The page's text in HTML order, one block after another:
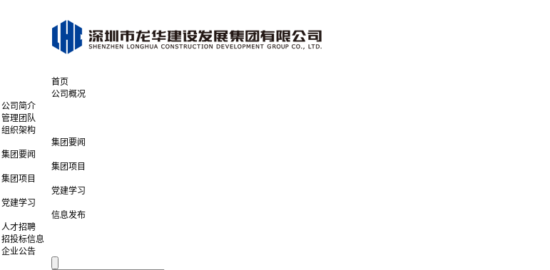
首页
公司概况
公司简介
管理团队
组织架构
集团要闻
集团要闻
集团项目
集团项目
党建学习
党建学习
信息发布
人才招聘
招投标信息
企业公告